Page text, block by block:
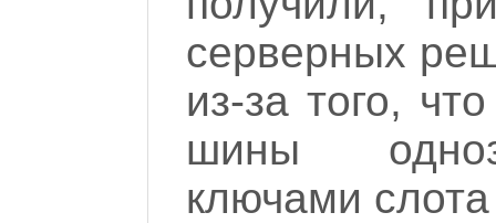
серверных
из-за того,
шины
ключами